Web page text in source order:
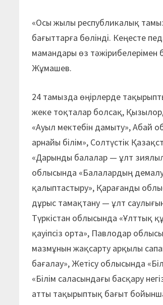
«Осы жылы республикалық
бағыттарға бөлінді. Кеңесте
мамандары өз тәжірибелерімен
Жұмашев.
24 тамызда өңірлерде
жеке тоқталар болсақ,
«Ауыл мектебін дамыту», Абай
арнайы білім», Солтүстік
«Дарынды балалар — ұлт
облысында «Балалардың
қалыптастыру», Қарағанды
дұрыс тамақтану — ұлт
Түркістан облысында «Ұлттық
қауіпсіз орта», Павлодар
мазмұнын жақсарту арқылы
бағалау», Жетісу облысында
«Білім саласындағы басқару
атты тақырыптық бағыт